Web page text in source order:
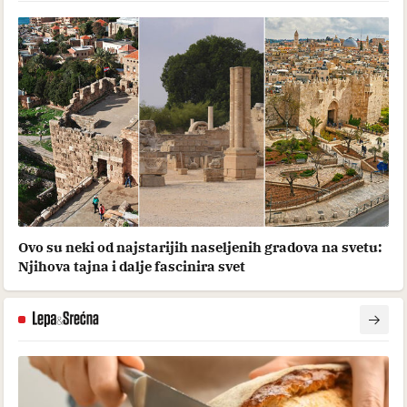
Ovo su neki od najstarijih naseljenih gradova na svetu:
Njihova tajna i dalje fascinira svet